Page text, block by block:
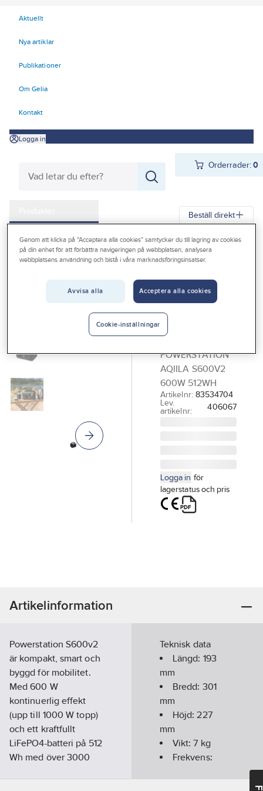
Aktuellt
Nya artiklar
Publikationer
Om Gelia
Kontakt
Logga in
Orderrader:0
Outlet
Vanliga frågor
Beställ direkt
Gelia Produkter
Verktyg & Maskiner
Elhandverktyg och maskiner
Elverk Elverk
AQIILA
Powerstation
S600v2
POWERSTATION
AQIILA S600V2
600W 512WH
Artikelnr: 83534704
Lev.
artikelnr:
406067
Logga in för
lagerstatus och pris
Artikelinformation
Powerstation S600v2
är kompakt, smart och
byggd för mobilitet.
Med 600 W
kontinuerlig effekt
(upp till 1000 W topp)
och ett kraftfullt
LiFePO4-batteri på 512
Wh med över 3000
Teknisk data
Längd: 193
mm
Bredd: 301
mm
Höjd:227
mm
Vikt:7 kg
Frekvens:
Genom att klicka på "Acceptera alla cookies" samtycker du till lagring av cookies
på din enhet för att förbättra navigeringen på webbplatsen, analysera
webbplatsens användning och bistå i våra marknadsföringsinsatser.
Avvisa alla Acceptera alla cookies
Cookie-inställningar